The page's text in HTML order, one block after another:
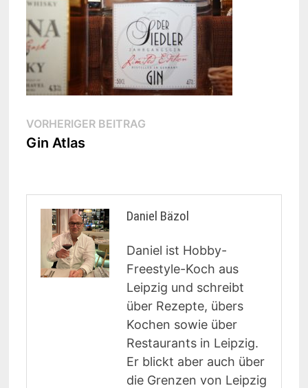
Beitragsnavigation
VORHERIGER BEITRAGVorheriger
Gin Atlas
Daniel Bäzol
Daniel ist Hobby-
Freestyle-Koch aus
Leipzig und schreibt
über Rezepte, übers
Kochen sowie über
Restaurants in Leipzig.
Er blickt aber auch über
die Grenzen von Leipzig